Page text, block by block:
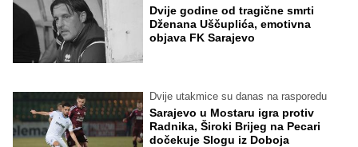
Dvije godine od tragične smrti
Dženana Uščuplića, emotivna
objava FK Sarajevo
Dvije utakmice su danas na rasporedu
Sarajevo u Mostaru igra protiv
Radnika, Široki Brijeg na Pecari
dočekuje Slogu iz Doboja